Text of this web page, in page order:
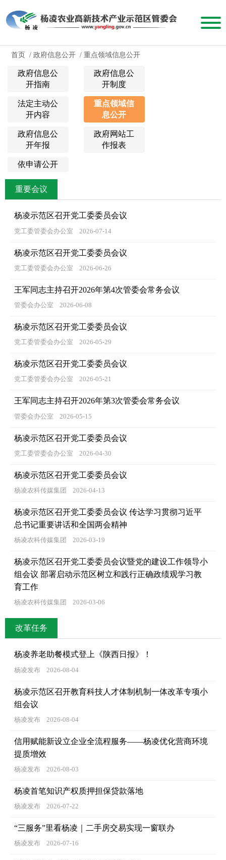
首页 / 政府信息公开 / 重点领域信息公开
政府信息公
开指南
政府信息公
开制度
法定主动公
开内容
重点领域信
息公开
政府信息公
开年报
政府网站工
作报表
依申请公开
重要会议
杨凌示范区召开党工委委员会议
党工委管委会办公室 2026-07-14
杨凌示范区召开党工委委员会议
党工委管委会办公室 2026-06-26
王军同志主持召开2026年第4次管委会常务会议
管委会办公室 2026-06-08
杨凌示范区召开党工委委员会议
党工委管委会办公室 2026-05-29
杨凌示范区召开党工委委员会议
党工委管委会办公室 2026-05-21
王军同志主持召开2026年第3次管委会常务会议
管委会办公室 2026-05-15
杨凌示范区召开党工委委员会议
党工委管委会办公室 2026-04-30
杨凌示范区召开党工委委员会议
杨凌农科传媒集团 2026-04-13
杨凌示范区召开党工委委员会议 传达学习贯彻习近平
总书记重要讲话和全国两会精神
杨凌农科传媒集团 2026-03-19
杨凌示范区召开党工委委员会议暨党的建设工作领导小
组会议 部署启动示范区树立和践行正确政绩观学习教
育工作
杨凌农科传媒集团 2026-03-06
改革任务
杨凌养老助餐模式登上《陕西日报》！
杨凌发布 2026-08-04
杨凌示范区召开教育科技人才体制机制一体改革专项小
组会议
杨凌发布 2026-08-04
信用赋能新设立企业全流程服务——杨凌优化营商环境
提质增效
杨凌发布 2026-08-03
杨凌首笔知识产权质押担保贷款落地
杨凌发布 2026-07-22
“三服务”里看杨凌｜二手房交易实现一窗联办
杨凌发布 2026-07-16